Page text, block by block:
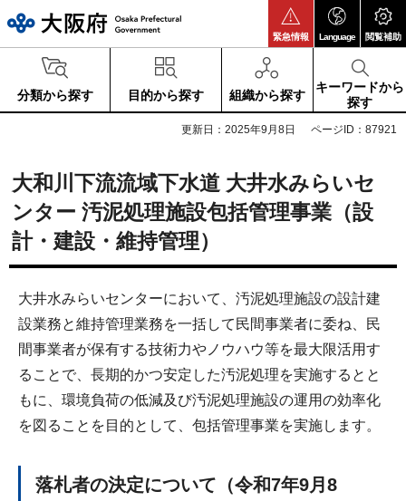
緊急情報 Language 閲覧補助
分類から探す 目的から探す 組織から探す
キーワードから
探す
更新日：2025年9月8日 ページID：87921
大和川下流流域下水道 大井水みらいセ
ンター 汚泥処理施設包括管理事業（設
計・建設・維持管理）
大井水みらいセンターにおいて、汚泥処理施設の設計建
設業務と維持管理業務を一括して民間事業者に委ね、民
間事業者が保有する技術力やノウハウ等を最大限活用す
ることで、長期的かつ安定した汚泥処理を実施するとと
もに、環境負荷の低減及び汚泥処理施設の運用の効率化
を図ることを目的として、包括管理事業を実施します。
落札者の決定について（令和7年9月8